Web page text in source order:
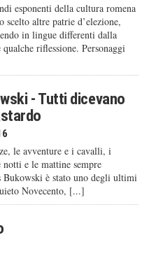
esponenti della cultura romena
scelto altre patrie d’elezione,
in lingue differenti dalla
riflessione. Personaggi
- Tutti dicevano
le avventure e i cavalli, i
e le mattine sempre
è stato uno degli ultimi
Novecento, [...]